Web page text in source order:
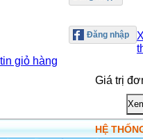
tin giỏ hàng
Giá trị
HỆ